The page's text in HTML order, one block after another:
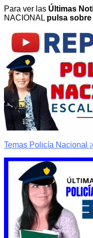
Para ver las Últimas
NACIONAL pulsa sobre
Temas Policía Nacional